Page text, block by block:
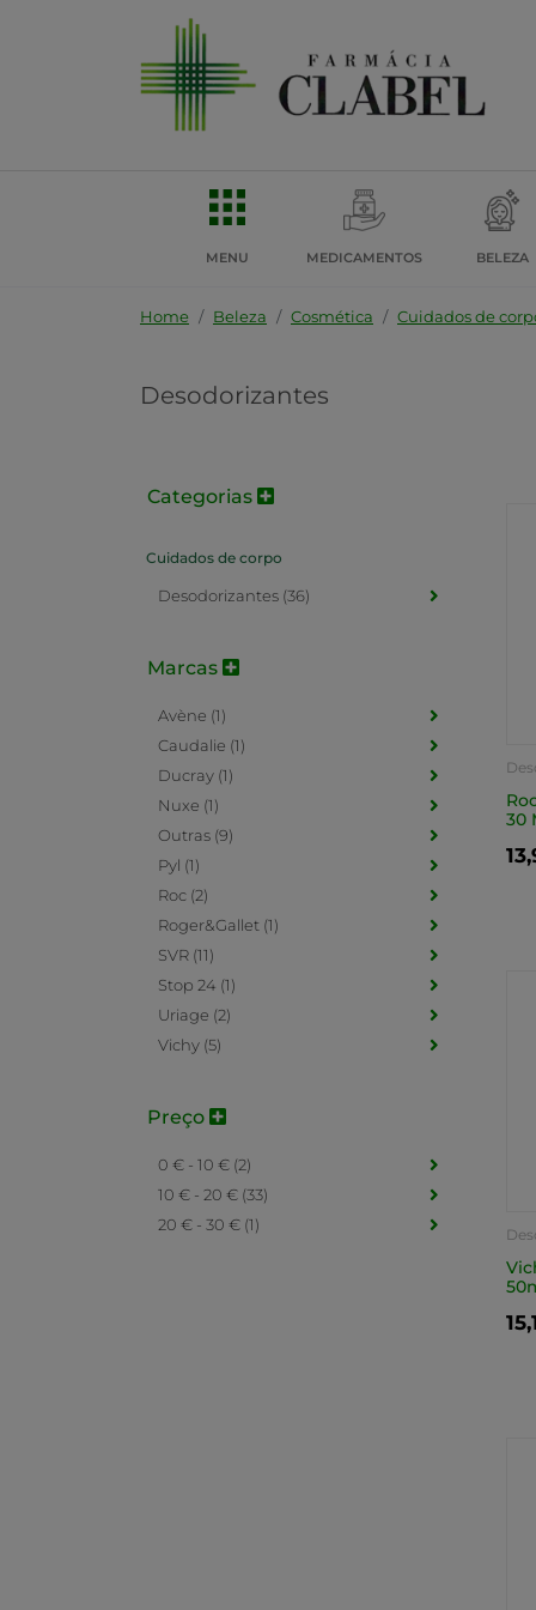
MENU MEDICAMENTOS BELEZA
Home Beleza Cosmética Cuidados de
Desodorizantes
Categorias
Cuidados de corpo
Desodorizantes (36)
Marcas
Avène (1)
Caudalie (1)
Ducray (1)
Nuxe (1)
Outras (9)
Pyl (1)
Roc (2)
Roger&Gallet (1)
SVR (11)
Stop 24 (1)
Uriage (2)
Vichy (5)
Preço
0 € - 10 € (2)
10 € - 20 € (33)
20 € - 30 € (1)
30